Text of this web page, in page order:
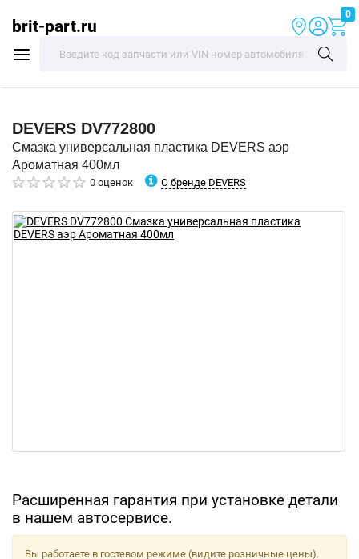
brit-part.ru
0
DEVERS DV772800
Смазка универсальная пластика DEVERS аэр
Ароматная 400мл
0 оценок О бренде DEVERS
Расширенная гарантия при установке детали
в нашем автосервисе.
Вы работаете в гостевом режиме (видите розничные цены).